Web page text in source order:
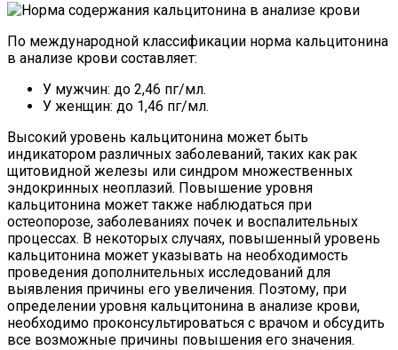
По международной классификации норма кальцитонина
в анализе крови составляет:
У мужчин: до 2,46 пг/мл.
У женщин: до 1,46 пг/мл.
Высокий уровень кальцитонина может быть
индикатором различных заболеваний, таких как рак
щитовидной железы или синдром множественных
эндокринных неоплазий. Повышение уровня
кальцитонина может также наблюдаться при
остеопорозе, заболеваниях почек и воспалительных
процессах. В некоторых случаях, повышенный уровень
кальцитонина может указывать на необходимость
проведения дополнительных исследований для
выявления причины его увеличения. Поэтому, при
определении уровня кальцитонина в анализе крови,
необходимо проконсультироваться с врачом и обсудить
все возможные причины повышения его значения.